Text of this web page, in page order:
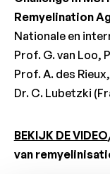
Remyelination
Nationale en
Prof. G. van Loo,
Prof. A. des
Dr. C. Lubetzki
BEKIJK DE VIDEO
van